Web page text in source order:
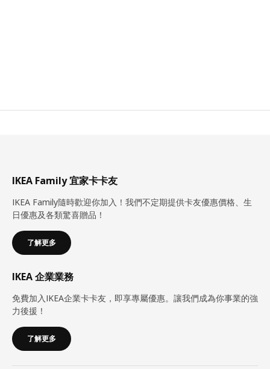
IKEA Family 宜家卡卡友
IKEA Family隨時歡迎你加入！我們不定期提供卡友優惠價格、生
日優惠及各類驚喜贈品！
了解更多
IKEA 企業業務
免費加入IKEA企業卡卡友，即享專屬優惠。讓我們成為你事業的強
力後援！
了解更多